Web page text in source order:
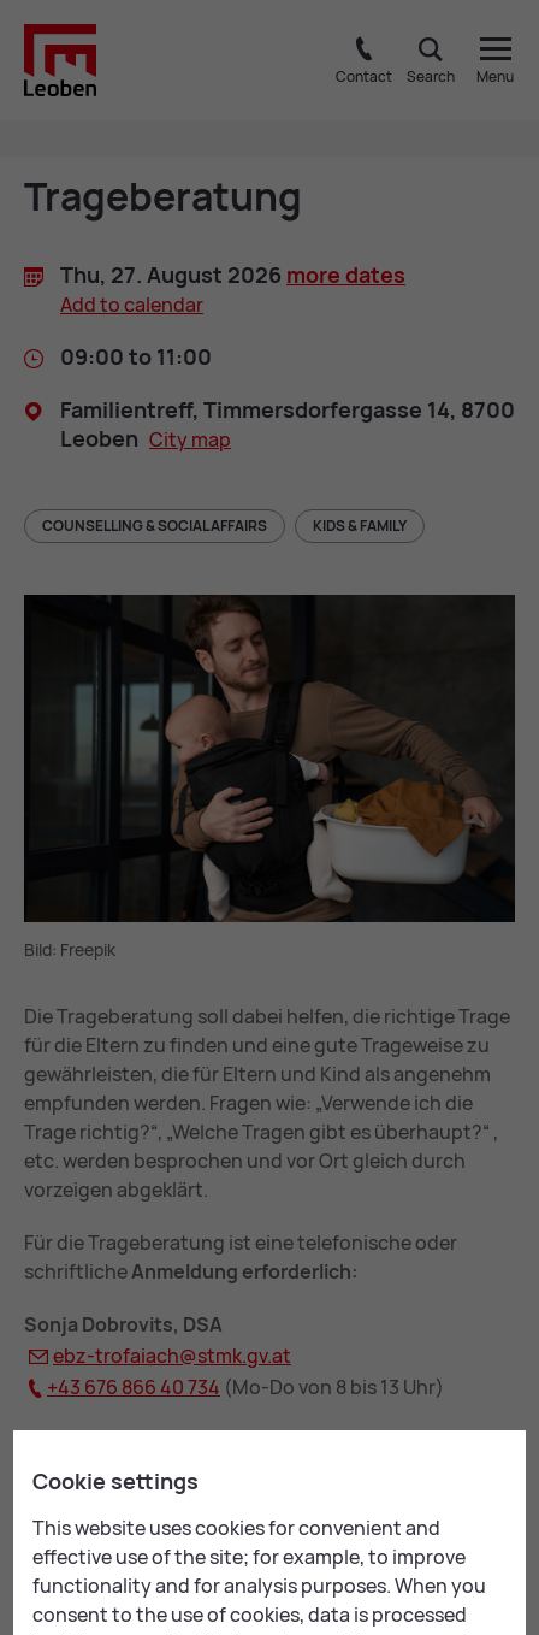
Contact Search Menu
Trage­ber­a­tung
Thu, 27. Au­gust 2026 more dates
Add to cal­en­dar
09:00 to 11:00
Fam­i­li­en­treff, Tim­mersdor­fer­gasse 14, 8700
Leo­ben City map
COUNSELLING & SOCIAL AFFAIRS KIDS & FAMILY
Bild: Freepik
Die Trageberatung soll dabei helfen, die richtige Trage
für die Eltern zu finden und eine gute Trageweise zu
gewährleisten, die für Eltern und Kind als angenehm
empfunden werden. Fragen wie: „Verwende ich die
Trage richtig?“, „Welche Tragen gibt es überhaupt?“ ,
etc. werden besprochen und vor Ort gleich durch
vorzeigen abgeklärt.
Für die Trageberatung ist eine telefonische oder
schriftlicheAnmeldung erforderlich:
Sonja Dobrovits, DSA
ebz-tro­fai­ach@stmk.gv.at
+43 676 866 40 734 (Mo-Do von 8 bis 13 Uhr)
Thu, 27. August 2026, 09:00 - 11:00
Thu, 24. September 2026, 09:00 - 11:00
Thu, 22. October 2026, 09:00 - 11:00
Thu, 26. November 2026, 09:00 - 11:00
Cookie settings
This website uses cookies for convenient and
effective use of the site; for example, to improve
functionality and for analysis purposes. When you
consent to the use of cookies, data is processed